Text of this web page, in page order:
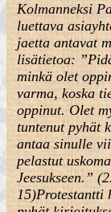
Kolmanneksi
luettava
jaetta antavat
lisätietoa:
minkä olet
varma, koska
oppinut. Olet
tuntenut pyhät
antaa sinulle
pelastut
Jeesukseen.”
15)Protestantti